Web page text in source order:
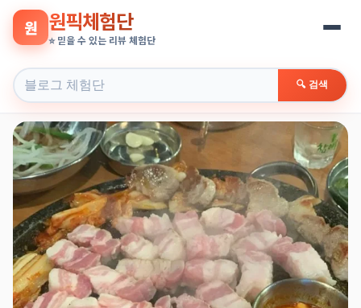
원 원픽체험단
⭐ 믿을 수 있는 리뷰 체험단
🔍 검색